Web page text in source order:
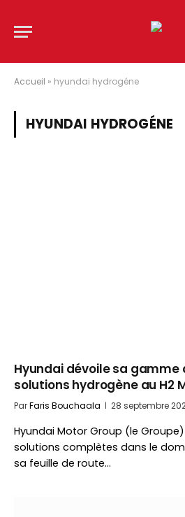
Accueil » hyundai hydrogéne
HYUNDAI HYDROGÉNE
Hyundai dévoile sa
solutions hydrogène au H2
ParFaris Bouchaala 28 septembre
Hyundai Motor Group (le
solutions complètes dans le
sa feuille de route…